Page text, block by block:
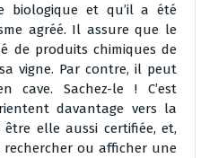
biologique et qu’il a été
agréé. Il assure que le
de produits chimiques de
vigne. Par contre, il peut
cave. Sachez-le ! C’est
davantage vers la
elle aussi certifiée, et,
rechercher ou afficher une